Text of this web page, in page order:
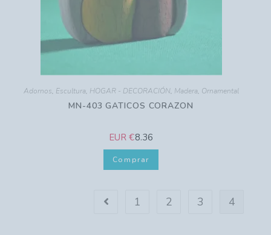
Adornos, Escultura, HOGAR - DECORACIÓN, Madera, Ornamental
MN-403 GATICOS CORAZON
EUR €8.36
Comprar
1 2 3 4